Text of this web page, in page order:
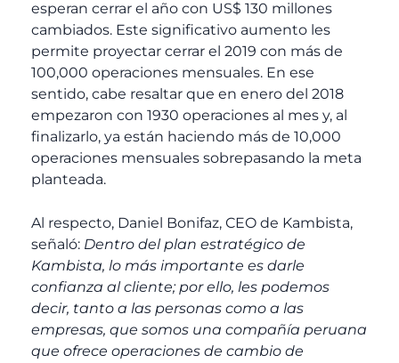
esperan cerrar el año con US$ 130 millones
cambiados. Este significativo aumento les
permite proyectar cerrar el 2019 con más de
100,000 operaciones mensuales. En ese
sentido, cabe resaltar que en enero del 2018
empezaron con 1930 operaciones al mes y, al
finalizarlo, ya están haciendo más de 10,000
operaciones mensuales sobrepasando la meta
planteada.
Al respecto, Daniel Bonifaz, CEO de Kambista,
señaló: Dentro del plan estratégico de
Kambista, lo más importante es darle
confianza al cliente; por ello, les podemos
decir, tanto a las personas como a las
empresas, que somos una compañía peruana
que ofrece operaciones de cambio de